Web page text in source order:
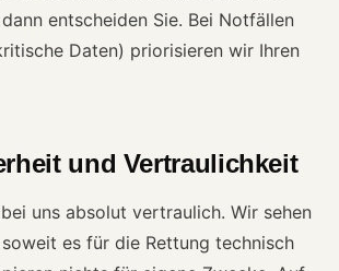
entscheiden Sie. Bei Notfällen
Daten) priorisieren wir Ihren
und Vertraulichkeit
uns absolut vertraulich. Wir sehen
soweit es für die Rettung technisch